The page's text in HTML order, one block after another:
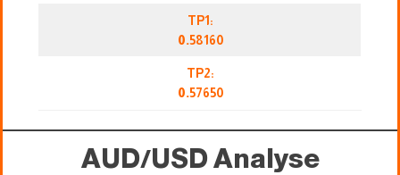
TP1:
0.58160
TP2:
0.57650
AUD/USD Analyse